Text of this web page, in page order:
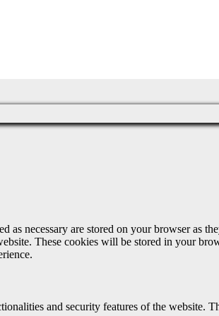
necessary are stored on your browser as
These cookies will be stored in your
and security features of the website.